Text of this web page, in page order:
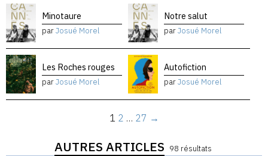
Minotaure
parJosué Morel
Notre salut
parJosué Morel
Les Roches rouges
parJosué Morel
Autofiction
parJosué Morel
1 2 … 27 →
AUTRES ARTICLES 98 résultats